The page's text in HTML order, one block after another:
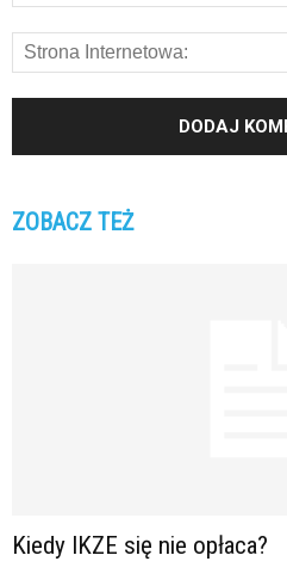
ZOBACZ TEŻ
Kiedy IKZE się nie opłaca?